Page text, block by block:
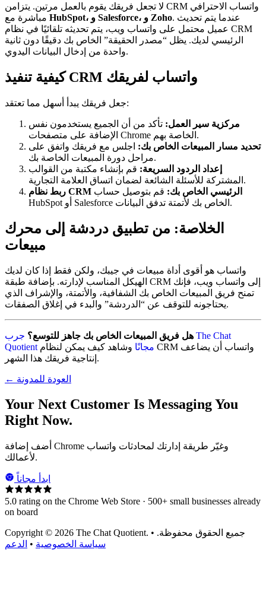
لا تجعل فريقك يقوم بالعمل مرتين. يتزامن CRM واتساب الاحترافي
HubSpot، و Salesforce، و Zoho. عندما يتم تحديث
عميل محتمل على واتساب ويب، يتم تحديثه تلقائيًا في نظام CRM
الرئيسي لديك. يظل “مصدر الحقيقة” الخاص بك دقيقًا دون ثانية
واحدة من إدخال البيانات اليدوي.
كيفية تنفيذ CRM واتساب لفريقك
جعل فريقك يبدأ أسهل مما تعتقد:
مركزية سير العمل: تأكد من أن الجميع يستخدمون نفس
الإضافة على متصفحات Chrome الخاصة بهم.
تحديد مسار المبيعات الخاص بك: اجلس مع فريقك واتفق على
مراحل دورة المبيعات الخاصة بك.
إعداد الردود السريعة: قم بإنشاء مكتبة من القوالب
المشتركة للأسئلة الشائعة لضمان اتساق العلامة التجارية.
ربط نظام CRM الرئيسي الخاص بك: قم بتوصيل حساب
HubSpot أو Salesforce الخاص بك لأتمتة تدفق البيانات.
الخلاصة: من تطبيق دردشة إلى محرك
مبيعات
واتساب هو أقوى أداة مبيعات في جيبك، ولكن فقط إذا كان لديك
الهيكل المناسب لإدارته. بإضافة طبقة CRM إلى واتساب ويب، فإنك
تمنح فريق المبيعات الخاص بك الشفافية، والأتمتة، والإشراف الذي
يحتاجونه للتوقف عن “الدردشة” والبدء في إغلاق الصفقات.
هل فريق المبيعات الخاص بك جاهز للتوسع؟ جرب The Chat
Quotient مجانًا وشاهد كيف يمكن لنظام CRM واتساب أن يضاعف
إنتاجية فريقك هذا الشهر.
← العودة للمدونة
Your Next Customer Is Messaging You
Right Now.
أضف إضافة Chrome وغيّر طريقة إدارتك لمحادثات واتساب
لأعمالك.
ابدأ مجاناً
5.0 rating on the Chrome Web Store · 500+ small businesses already
on board
Copyright © 2026 The Chat Quotient. جميع الحقوق محفوظة. •
سياسة الخصوصية • الدعم